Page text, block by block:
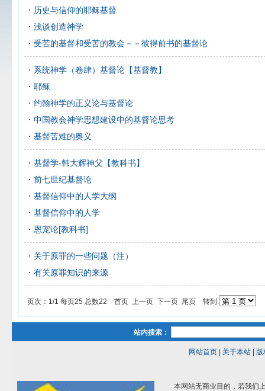
历史与信仰的耶稣基督
浅谈创造神学
受苦的基督和受苦的教会－－彼得前书的基督论
系统神学（卷肆）基督论【基督教】
耶稣
约翰神学的正义论与基督论
中国教会神学思想建设中的基督论思考
基督苦难的奥义
基督学-韩大辉神父【教科书】
前七世纪基督论
基督信仰中的人学大纲
基督信仰中的人学
恩宠论[教科书]
关于原罪的一些问题（注）
有关原罪知识的来源
页次：1/1 每页25 总数22 首页 上一页 下一页 尾页 转到:
站内搜索：
网站首页| 关于本站| 版
本网站无商业目的，若我们